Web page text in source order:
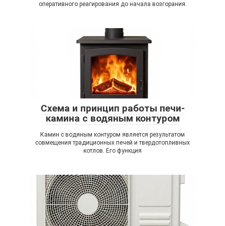
оперативного реагирования до начала возгорания.
Схема и принцип работы печи-
камина с водяным контуром
Камин с водяным контуром является результатом
совмещения традиционных печей и твердотопливных
котлов. Его функция